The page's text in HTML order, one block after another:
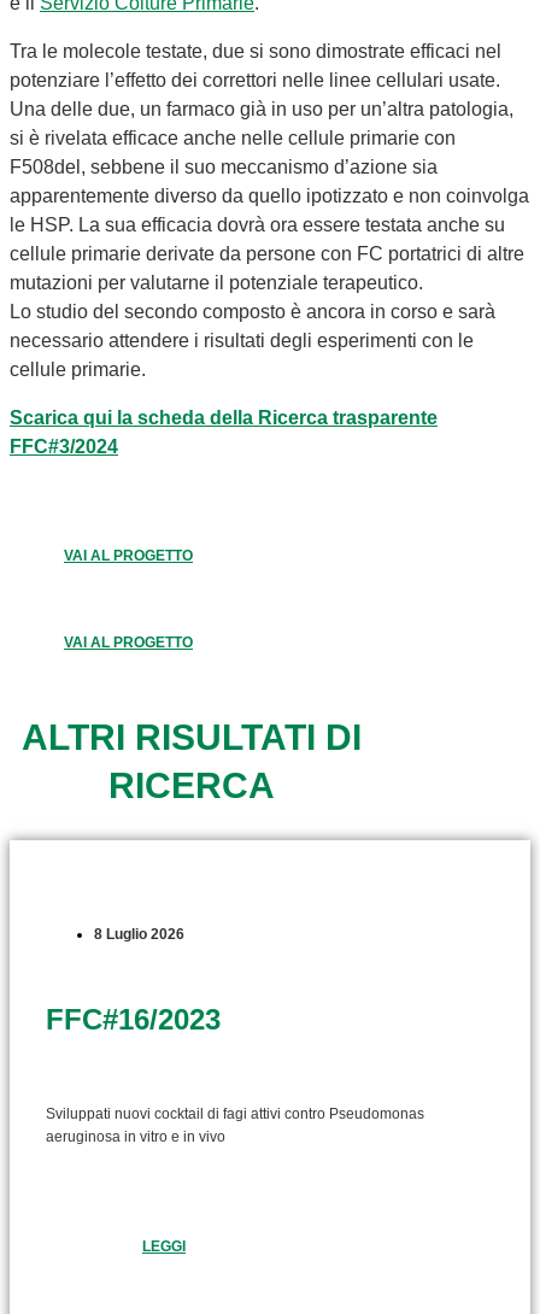
Tra le molecole testate, due si sono dimostrate efficaci nel
potenziare l’effetto dei correttori nelle linee cellulari usate.
Una delle due, un farmaco già in uso per un’altra patologia,
si è rivelata efficace anche nelle cellule primarie con
F508del, sebbene il suo meccanismo d’azione sia
apparentemente diverso da quello ipotizzato e non coinvolga
le HSP. La sua efficacia dovrà ora essere testata anche su
cellule primarie derivate da persone con FC portatrici di altre
mutazioni per valutarne il potenziale terapeutico.
Lo studio del secondo composto è ancora in corso e sarà
necessario attendere i risultati degli esperimenti con le
cellule primarie.
Scarica qui la scheda della Ricerca trasparente
FFC#3/2024
VAI AL PROGETTO
VAI AL PROGETTO
ALTRI RISULTATI DI
RICERCA
8 Luglio 2026
FFC#16/2023
Sviluppati nuovi cocktail di fagi attivi contro Pseudomonas
aeruginosa in vitro e in vivo
LEGGI